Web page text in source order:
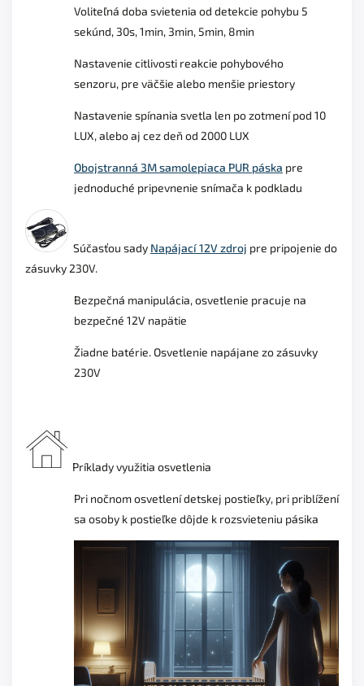
Voliteľná doba svietenia od detekcie pohybu 5
sekúnd, 30s, 1min, 3min, 5min, 8min
Nastavenie citlivosti reakcie pohybového
senzoru, pre väčšie alebo menšie priestory
Nastavenie spínania svetla len po zotmení pod 10
LUX, alebo aj cez deň od 2000 LUX
Obojstranná 3M samolepiaca PUR páska pre
jednoduché pripevnenie snímača k podkladu
Súčasťou sady Napájací 12V zdroj pre pripojenie do
zásuvky 230V.
Bezpečná manipulácia, osvetlenie pracuje na
bezpečné 12V napätie
Žiadne batérie. Osvetlenie napájane zo zásuvky
230V
Príklady využitia osvetlenia
Pri nočnom osvetlení detskej postieľky, pri priblížení
sa osoby k postieľke dôjde k rozsvieteniu pásika